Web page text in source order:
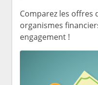
Comparez les offres
organismes
engagement !